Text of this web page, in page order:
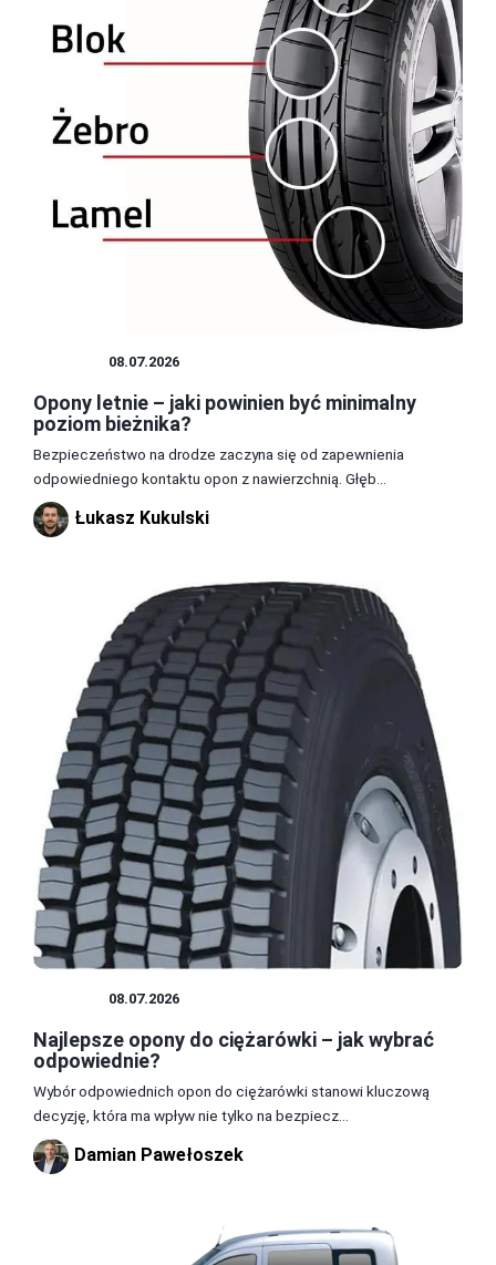
08.07.2026
Opony letnie – jaki powinien być minimalny
poziom bieżnika?
Bezpieczeństwo na drodze zaczyna się od zapewnienia
odpowiedniego kontaktu opon z nawierzchnią. Głęb...
Łukasz Kukulski
08.07.2026
Najlepsze opony do ciężarówki – jak wybrać
odpowiednie?
Wybór odpowiednich opon do ciężarówki stanowi kluczową
decyzję, która ma wpływ nie tylko na bezpiecz...
Damian Pawełoszek